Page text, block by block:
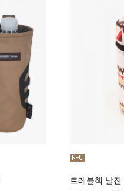
트레블첵 날